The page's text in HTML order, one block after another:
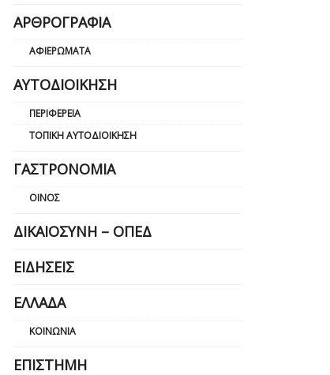
ΑΡΘΡΟΓΡΑΦΊΑ
ΑΦΙΕΡΏΜΑΤΑ
ΑΥΤΟΔΙΟΊΚΗΣΗ
ΠΕΡΙΦΈΡΕΙΑ
ΤΟΠΙΚΉ ΑΥΤΟΔΙΟΊΚΗΣΗ
ΓΑΣΤΡΟΝΟΜΊΑ
ΟΊΝΟΣ
ΔΙΚΑΙΟΣΎΝΗ – ΟΠΕΔ
ΕΙΔΉΣΕΙΣ
ΕΛΛΆΔΑ
ΚΟΙΝΩΝΊΑ
ΕΠΙΣΤΉΜΗ